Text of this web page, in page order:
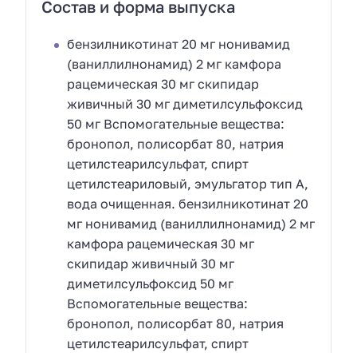
Состав и форма выпуска
бензилникотинат 20 мг нонивамид
(ваниллилнонамид) 2 мг камфора
рацемическая 30 мг скипидар
живичный 30 мг диметилсульфоксид
50 мг Вспомогательные вещества:
бронопол, полисорбат 80, натрия
цетилстеарилсульфат, спирт
цетилстеариловый, эмульгатор тип А,
вода очищенная. бензилникотинат 20
мг нонивамид (ваниллилнонамид) 2 мг
камфора рацемическая 30 мг
скипидар живичный 30 мг
диметилсульфоксид 50 мг
Вспомогательные вещества:
бронопол, полисорбат 80, натрия
цетилстеарилсульфат, спирт